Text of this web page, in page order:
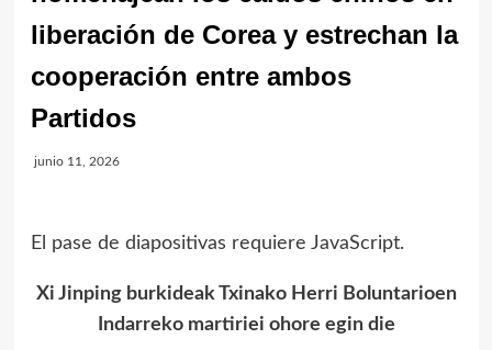
liberación de Corea y estrechan la
cooperación entre ambos
Partidos
junio 11, 2026
El pase de diapositivas requiere JavaScript.
Xi Jinping burkideak Txinako Herri Boluntarioen
Indarreko martiriei ohore egin die